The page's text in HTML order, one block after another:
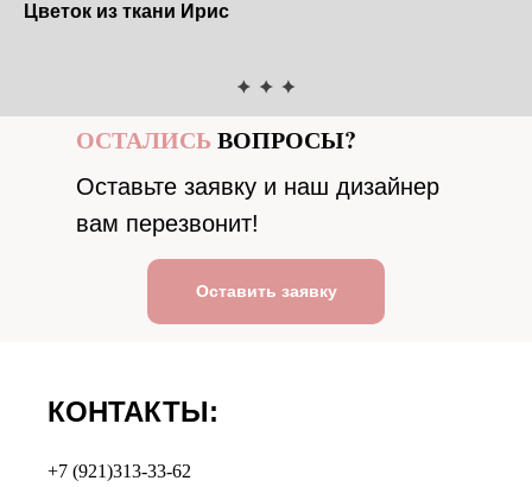
Цветок из ткани Ирис
ОСТАЛИСЬВОПРОСЫ?
Оставить заявку
Оставьте заявку и наш дизайнер
вам перезвонит!
КОНТАКТЫ:
+7 (921)313-33-62